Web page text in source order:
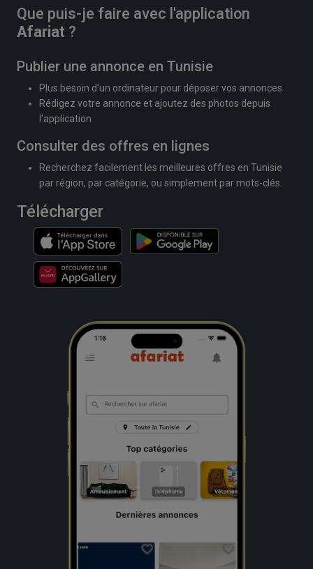
Que puis-je faire avec l'application
Afariat ?
Publier une annonce en Tunisie
Plus besoin d'un ordinateur pour déposer vos annonces
Rédigez votre annonce et ajoutez des photos depuis
l'application
Consulter des offres en lignes
Recherchez facilement les meilleures offres en Tunisie
par région, par catégorie, ou simplement par mots-clés.
Télécharger